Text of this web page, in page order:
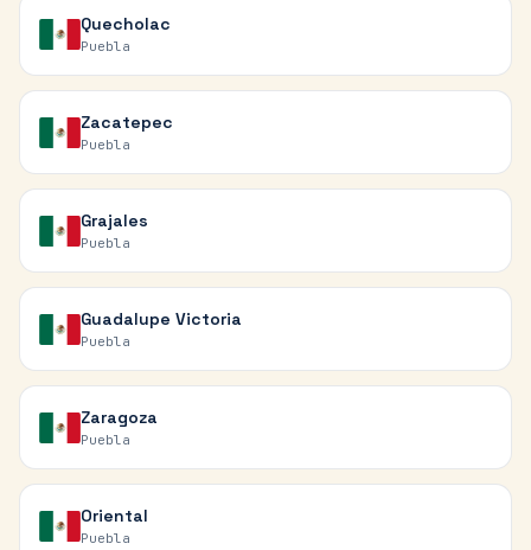
Quecholac
Puebla
Zacatepec
Puebla
Grajales
Puebla
Guadalupe Victoria
Puebla
Zaragoza
Puebla
Oriental
Puebla